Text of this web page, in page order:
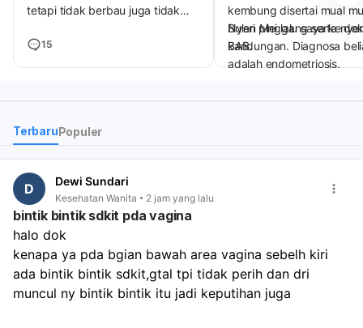
tetapi tidak berbau juga tidak
15
kembung disertai mual
Nyeri pinggang serta
BAB.
Bulan Mei lalu saya ke
kandungan. Diagnosa
adalah endometriosis.
suami istri akan sakit?
TerbaruPopuler
D Dewi Sundari
Kesehatan Wanita 2 jam yang lalu
bintik bintik sdkit pda vagina
halo dok
kenapa ya pda bgian bawah area vagina sebelh kiri
ada bintik bintik sdkit,gtal tpi tidak perih dan dri
muncul ny bintik bintik itu jadi keputihan juga